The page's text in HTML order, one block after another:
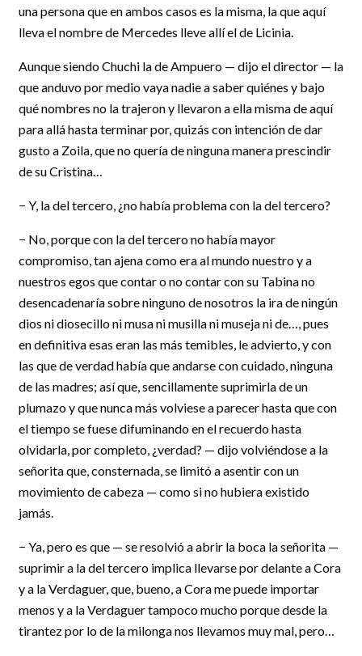
una persona que en ambos casos es la misma, la que aquí
lleva el nombre de Mercedes lleve allí el de Licinia.
Aunque siendo Chuchi la de Ampuero — dijo el director — la
que anduvo por medio vaya nadie a saber quiénes y bajo
qué nombres no la trajeron y llevaron a ella misma de aquí
para allá hasta terminar por, quizás con intención de dar
gusto a Zoila, que no quería de ninguna manera prescindir
de su Cristina…
− Y, la del tercero, ¿no había problema con la del tercero?
− No, porque con la del tercero no había mayor
compromiso, tan ajena como era al mundo nuestro y a
nuestros egos que contar o no contar con su Tabina no
desencadenaría sobre ninguno de nosotros la ira de ningún
dios ni diosecillo ni musa ni musilla ni museja ni de…, pues
en definitiva esas eran las más temibles, le advierto, y con
las que de verdad había que andarse con cuidado, ninguna
de las madres; así que, sencillamente suprimirla de un
plumazo y que nunca más volviese a parecer hasta que con
el tiempo se fuese difuminando en el recuerdo hasta
olvidarla, por completo, ¿verdad? — dijo volviéndose a la
señorita que, consternada, se limitó a asentir con un
movimiento de cabeza — como si no hubiera existido
jamás.
− Ya, pero es que — se resolvió a abrir la boca la señorita —
suprimir a la del tercero implica llevarse por delante a Cora
y a la Verdaguer, que, bueno, a Cora me puede importar
menos y a la Verdaguer tampoco mucho porque desde la
tirantez por lo de la milonga nos llevamos muy mal, pero…